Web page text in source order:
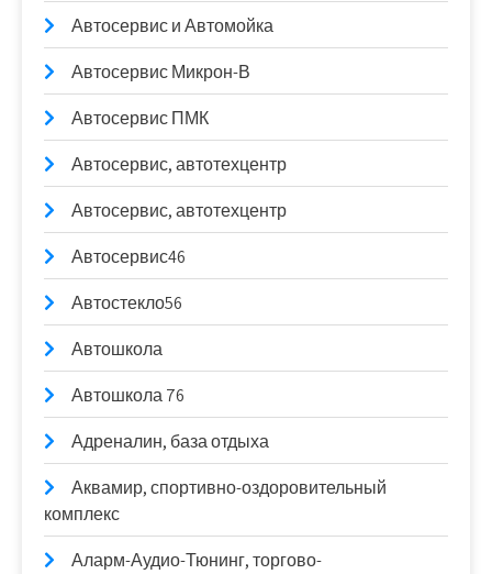
Автосервис и Автомойка
Автосервис Микрон-В
Автосервис ПМК
Автосервис, автотехцентр
Автосервис, автотехцентр
Автосервис46
Автостекло56
Автошкола
Автошкола 76
Адреналин, база отдыха
Аквамир, спортивно-оздоровительный
комплекс
Аларм-Аудио-Тюнинг, торгово-